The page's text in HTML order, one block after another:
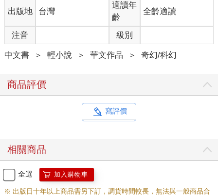
出版地 台灣
適讀年
齡
全齡適讀
注音 級別
中文書 ＞ 輕小說 ＞ 華文作品 ＞ 奇幻/科幻
商品評價
寫評價
相關商品
全選 加入購物車
※ 出版日十年以上商品需另下訂，調貨時間較長，無法與一般商品合